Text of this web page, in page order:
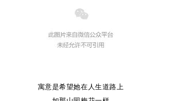
寓意是希望她在人生道路上